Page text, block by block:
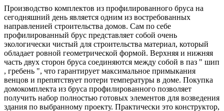
Производство комплектов из профилированного бруса на
сегодняшний день является одним из востребованных
направленией строительства домов. Сам по себе
профилированный брус представляет собой очень
экологически чистый для строительства материал, который
обладает ровной геометрической формой. Верхняя и нижняя
часть двух сторон бруса соединяются между собой в паз " шип
, гребень ", что гарантирует максимальное примыкания
венцов и препятствует потери температуры в доме. Покупка
домокомплекта из бруса профилированного позволяет
получить набор полностью готовых элементов для возведения
здания по выбранному проекту. Практически это конструктор,